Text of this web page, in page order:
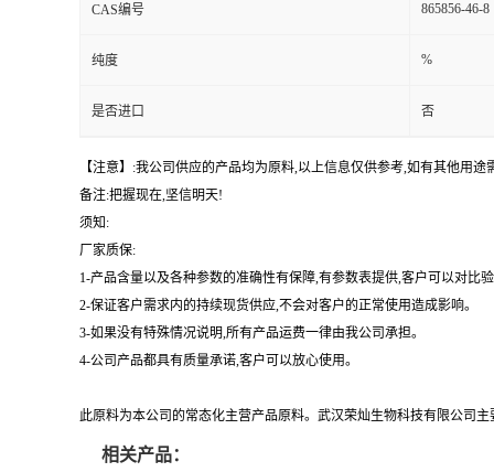
CAS编号 865856-46-8
纯度 %
是否进口 否
【注意】:我公司供应的产品均为原料,以上信息仅供参考,如有其他用
备注:把握现在,坚信明天!
须知:
厂家质保:
1-产品含量以及各种参数的准确性有保障,有参数表提供,客户可以对比
2-保证客户需求内的持续现货供应,不会对客户的正常使用造成影响。
3-如果没有特殊情况说明,所有产品运费一律由我公司承担。
4-公司产品都具有质量承诺,客户可以放心使用。
此原料为本公司的常态化主营产品原料。武汉荣灿生物科技有限公司
相关产品：